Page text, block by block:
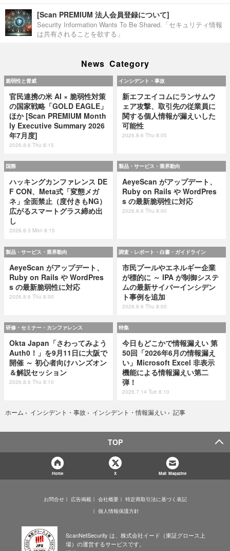
[Scan PREMIUM 法人会員登録について]
Security Information Wants To Be Shared.「セキュリティ情報
は共有されることを欲する」
News Category
脆弱性と脅威
官民連携の米 AI × 脆弱性対策
の国家戦略「GOLD EAGLE」
ほか [Scan PREMIUM Month
ly Executive Summary 2026
年7月度]
2026.8.6 Thu 8:15
インシデント・事故
新エフエイコムにランサムウ
ェア攻撃、取引先の従業員に
関する個人情報が漏えいした
可能性
2026.8.6 Thu 8:05
国際
ハッキングカンファレンス DE
F CON、Meta式「変態メガ
ネ」全面禁止（度付きもNG）
広がるスマートグラス締め出
し
2026.8.3 Mon 8:15
製品・サービス・業界動向
AeyeScan がアップデート、
Ruby on Rails や WordPres
s の最新脆弱性に対応
2026.8.6 Thu 8:00
製品・サービス・業界動向
AeyeScan がアップデート、
Ruby on Rails や WordPres
s の最新脆弱性に対応
2026.8.6 Thu 8:00
調査・レポート・白書・ガイドライン
市民プールやエネルギー企業
が標的に ～ IPA が制御システ
ムの最新サイバーインシデン
ト事例を追加
2026.8.6 Thu 8:00
研修・セミナー・カンファレンス
Okta Japan「さわってみよう
Auth0！」を9月11日に大阪で
開催 ～ 初心者向けハンズオン
＆解説セッション
2026.8.6 Thu 8:10
特集
今日もどこかで情報漏えい 第
50回「2026年6月の情報漏え
い」Microsoft Excel 非表示
機能による情報漏えい第二
弾！
2026.7.14 Tue 8:10
ホーム › インシデント・事故 › インシデント・情報漏えい › 記事
TOP
Home X Mail Magazine
お問合せ 広告掲載 会社概要
特定商取引法に基づく表記
個人情報保護方針
ScanNetSecurity は、株式会社イード（東証グロース上
場）の運営するサービスです。